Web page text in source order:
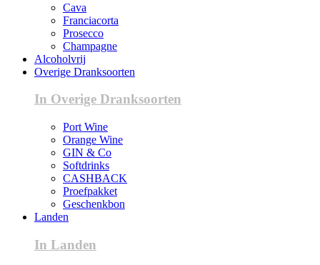
Cava
Franciacorta
Prosecco
Champagne
Alcoholvrij
Overige Dranksoorten
In Overige Dranksoorten
Port Wine
Orange Wine
GIN & Co
Softdrinks
CASHBACK
Proefpakket
Geschenkbon
Landen
In Landen